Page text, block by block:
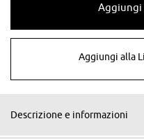
Aggiungi
Aggiungi alla
Descrizione e informazioni